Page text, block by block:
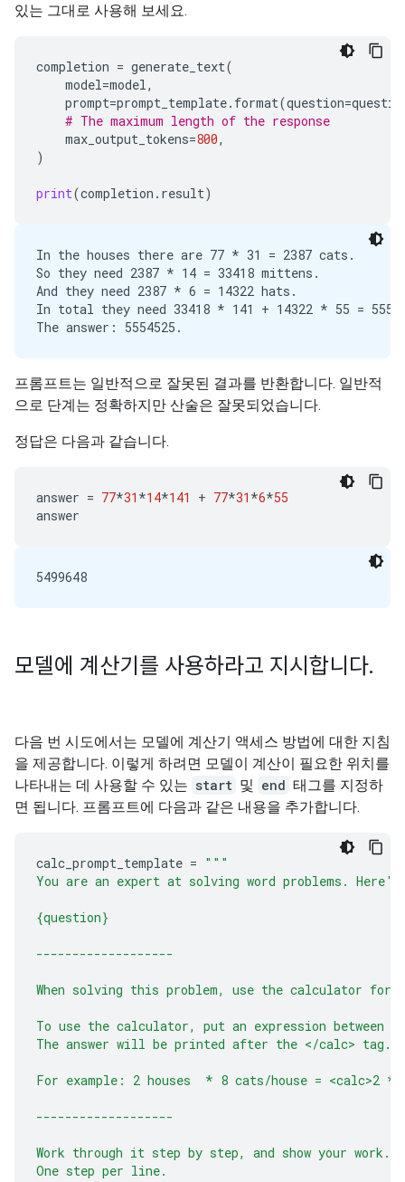
있는 그대로 사용해 보세요.
completion = generate_text(
model=model,
prompt=prompt_template. format(question=
# The maximum length of the response
max_output_tokens=800,
)
print(completion . result)
In the houses there are 77 * 31 = 2387 cats.
So they need 2387 * 14 = 33418 mittens.
And they need 2387 * 6 = 14322 hats.
In total they need 33418 * 141 + 14322 * 55 =
프롬프트는 일반적으로 잘못된 결과를 반환합니다. 일반적
으로 단계는 정확하지만 산술은 잘못되었습니다.
정답은 다음과 같습니다.
answer = 77*31 *14*141 + 77*31 *6*55
answer
모델에 계산기를 사용하라고 지시합니다.
다음 번 시도에서는 모델에 계산기 액세스 방법에 대한 지침
을 제공합니다. 이렇게 하려면 모델이 계산이 필요한 위치를
나타내는 데 사용할 수 있는 start 및 end 태그를 지정하
면 됩니다. 프롬프트에 다음과 같은 내용을 추가합니다.
calc_prompt_template = """
You are an expert at solving word problems.
{question}
-------------------
When solving this problem, use the calculator for
To use the calculator, put an expression between
The answer will be printed after the </calc> tag.
For example: 2 houses  * 8 cats/house = <calc>2 *
-------------------
Work through it step by step, and show your work.
One step per line.